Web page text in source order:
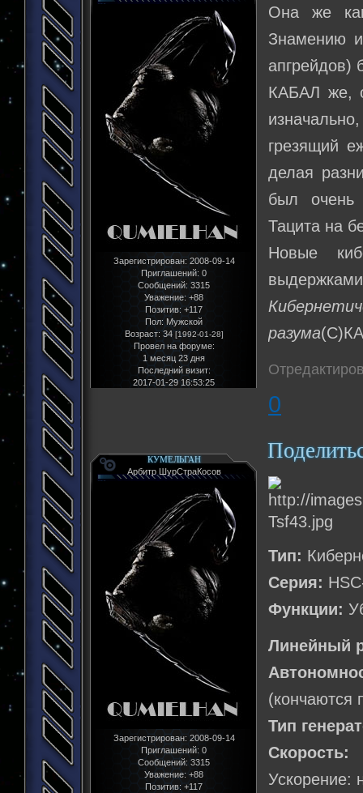
Зарегистрирован: 2008-09-14
Приглашений: 0
Сообщений: 3315
Уважение: +88
Позитив: +117
Пол: Мужской
Возраст: 34 [1992-01-28]
Провел на форуме:
1 месяц 23 дня
Последний визит:
2017-01-29 16:53:25
Она же
Знамению
апгрейдов)
КАБАЛ же,
грезящий
делая
был очень
Тацита на
Новые
выдержками
разума
0
КУМЕЛЬГАН
Арбитр ШурСтраКосов
Зарегистрирован: 2008-09-14
Приглашений: 0
Сообщений: 3315
Уважение: +88
Позитив: +117
Тип:
Серия:
Функции:
Линейный
(кончаются
Тип
Скорость:
Ускорение: